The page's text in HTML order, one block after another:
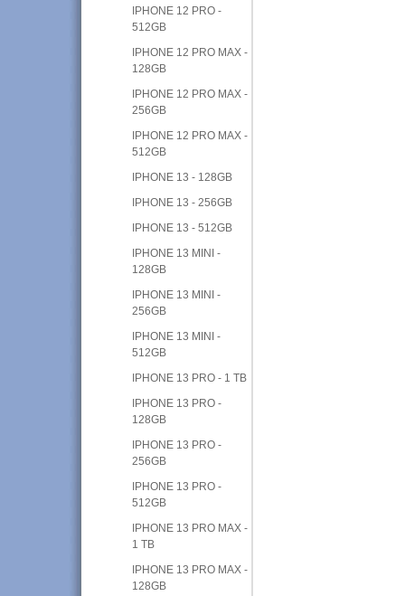
IPHONE 12 PRO -
512GB
IPHONE 12 PRO MAX -
128GB
IPHONE 12 PRO MAX -
256GB
IPHONE 12 PRO MAX -
512GB
IPHONE 13 - 128GB
IPHONE 13 - 256GB
IPHONE 13 - 512GB
IPHONE 13 MINI -
128GB
IPHONE 13 MINI -
256GB
IPHONE 13 MINI -
512GB
IPHONE 13 PRO - 1 TB
IPHONE 13 PRO -
128GB
IPHONE 13 PRO -
256GB
IPHONE 13 PRO -
512GB
IPHONE 13 PRO MAX -
1 TB
IPHONE 13 PRO MAX -
128GB